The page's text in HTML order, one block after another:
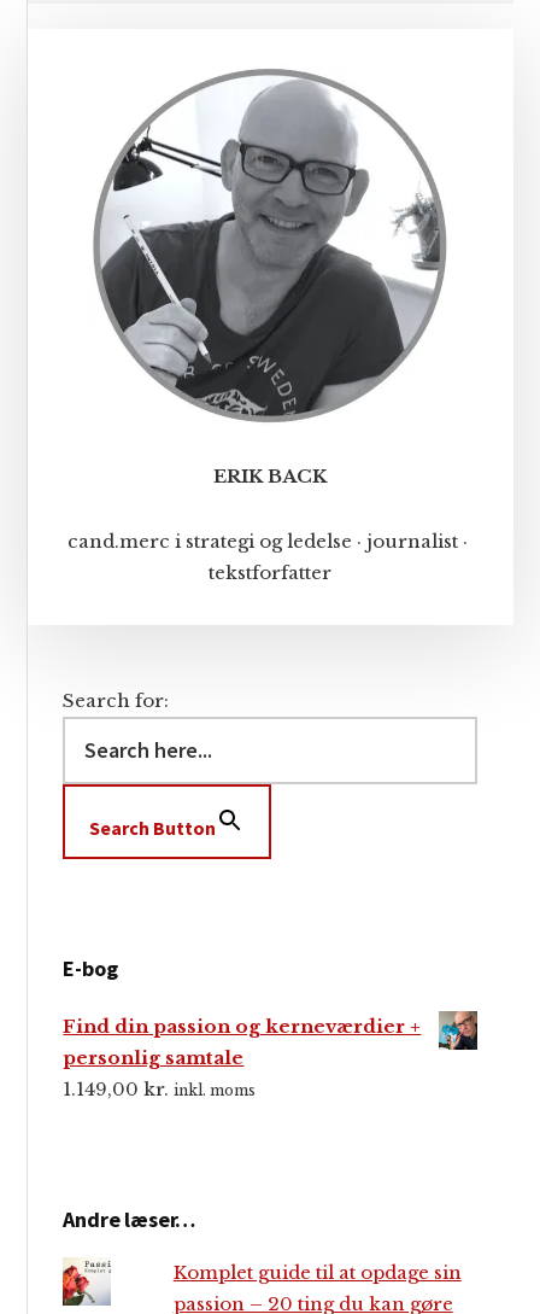
ERIK BACK
cand.merc i strategi og ledelse · journalist ·
tekstforfatter
Search for:
Search Button
E-bog
Find din passion og kerneværdier +
personlig samtale
1.149,00kr. inkl. moms
Andre læser…
Komplet guide til at opdage sin
passion – 20 ting du kan gøre